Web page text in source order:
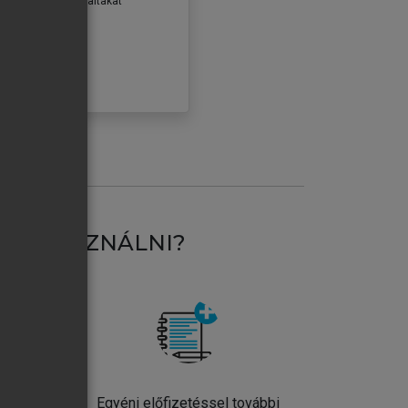
HASZNÁLNI?
Egyéni előfizetéssel további